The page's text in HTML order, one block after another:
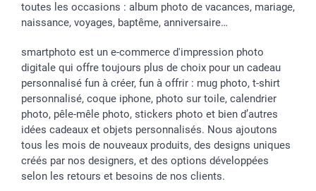
toutes les occasions : album photo de vacances, mariage,
naissance, voyages, baptême, anniversaire…
smartphoto est un e-commerce d'impression photo
digitale qui offre toujours plus de choix pour un cadeau
personnalisé fun à créer, fun à offrir : mug photo, t-shirt
personnalisé, coque iphone, photo sur toile, calendrier
photo, pêle-mêle photo, stickers photo et bien d’autres
idées cadeaux et objets personnalisés. Nous ajoutons
tous les mois de nouveaux produits, des designs uniques
créés par nos designers, et des options développées
selon les retours et besoins de nos clients.